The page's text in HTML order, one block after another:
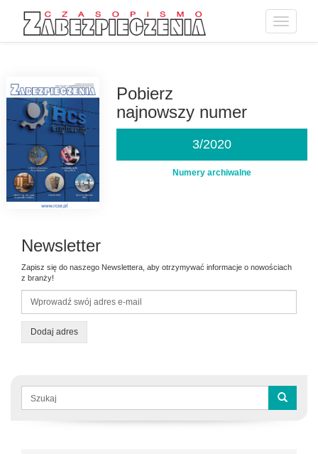
Toggle
Pobierz
najnowszy numer
3/2020
Numery archiwalne
Newsletter
Zapisz się do naszego Newslettera, aby otrzymywać informacje o nowościach
z branży!
Dodaj adres
Formularz
wyszukiwania